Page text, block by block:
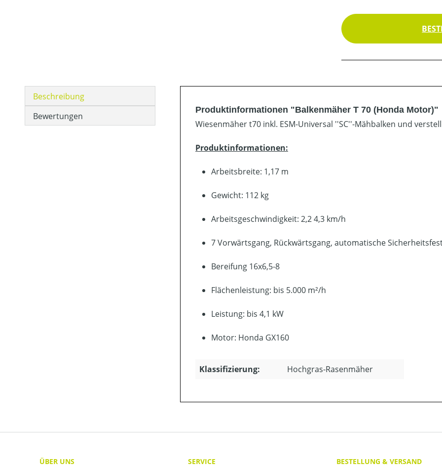
Beschreibung
Bewertungen
Produktinformationen "Balkenmäher T 70 (Honda Motor)"
Wiesenmäher t70 inkl. ESM-Universal ''SC''-Mähbalken und
Produktinformationen:
Arbeitsbreite: 1,17 m
Gewicht: 112 kg
Arbeitsgeschwindigkeit: 2,2 4,3 km/h
7 Vorwärtsgang, Rückwärtsgang, automatische
Bereifung 16x6,5-8
Flächenleistung: bis 5.000 m²/h
Leistung: bis 4,1 kW
Motor: Honda GX160
Klassifizierung: Hochgras-Rasenmäher
ÜBER UNS
SERVICE
BESTELLUNG & VERSAND